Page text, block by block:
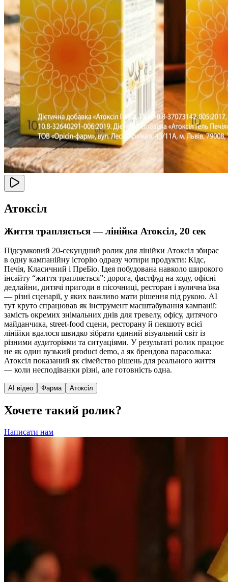
Атоксіл
Життя трапляється — лінійка Атоксіл, 20 сек
Підсумковий 20-секундний ролик для лінійки Атоксіл збирає
в одну кампанійну історію одразу чотири продукти: Кідс,
Печія, Класичний і ПреБіо. Ідея побудована навколо широкого
інсайту “життя трапляється”: дорога, фастфуд на ходу, офісні
дедлайни, дитячі пригоди в пісочниці, ресторан і вулична їжа
— різні сценарії, у яких важливо мати рішення під рукою. AI
тут круто спрацював як інструмент масштабування кампанії:
замість окремих знімальних днів для тревелу, офісу, дитячого
майданчика, street-food сцени, ресторану й пекшоту всієї
лінійки вдалося швидко зібрати єдиний візуальний світ із
різними аудиторіями та ситуаціями. У результаті ролик працює
не як один вузький product demo, а як брендова парасолька:
Атоксіл показаний як сімейство рішень для реального життя
— коли несподіванки різні, але готовність одна.
AI відео Фарма Атоксіл
Хочете такий ролик?
Написати нам